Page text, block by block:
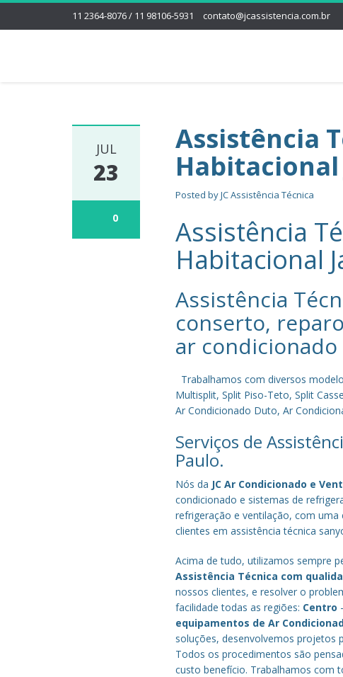
11 2364-8076 / 11 98106-5931 contato@jcassistencia.com.br
JUL
23
0
Assistência
Posted byJC Assistência Técnica
Assistência
Habitacional
Assistência
conserto,
ar
Trabalhamos com diversos
Multisplit, Split Piso-Teto, Split
Ar Condicionado Duto, Ar
Serviços de
Paulo.
Nós da JC Ar Condicionado e
condicionado e sistemas de
refrigeração e ventilação, com
clientes em assistência técnica
Acima de tudo, utilizamos sempre
Assistência Técnica com
nossos clientes, e resolver o
facilidade todas as regiões: Centro
equipamentos de Ar
soluções, desenvolvemos projetos
Todos os procedimentos são
custo benefício. Trabalhamos com